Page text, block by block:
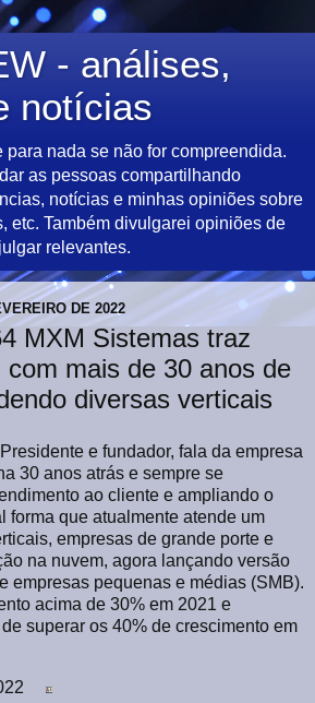
- análises,
notícias
para nada se não for compreendida.
as pessoas compartilhando
notícias e minhas opiniões sobre
etc. Também divulgarei opiniões de
relevantes.
DE 2022
MXM Sistemas traz
com mais de 30 anos de
diversas verticais
e fundador, fala da empresa
30 anos atrás e sempre se
ao cliente e ampliando o
forma que atualmente atende um
empresas de grande porte e
na nuvem, agora lançando versão
empresas pequenas e médias (SMB).
acima de 30% em 2021 e
superar os 40% de crescimento em